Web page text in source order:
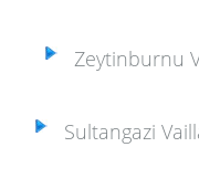
Zeytinburnu
Sultangazi